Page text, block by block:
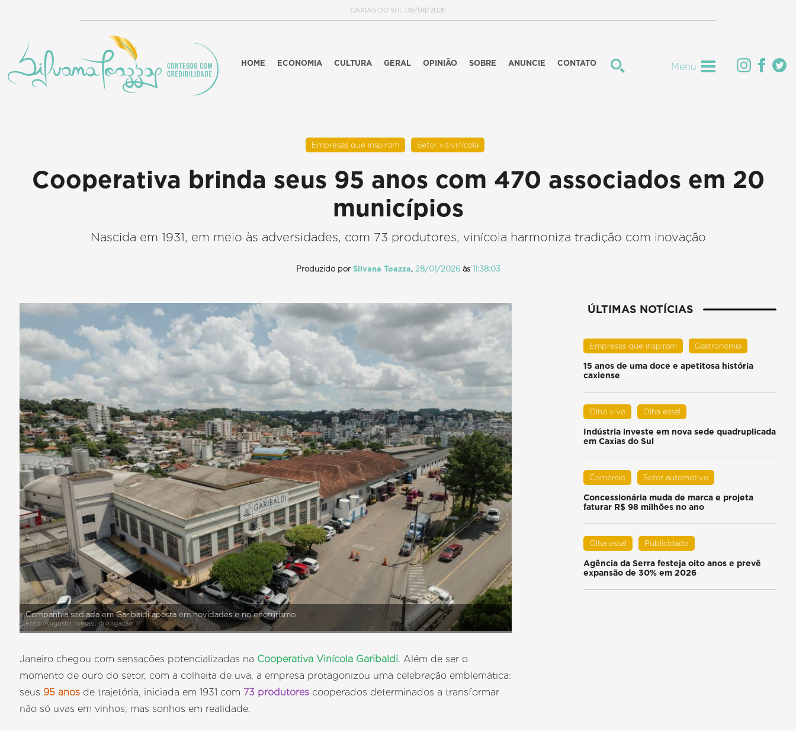
CAXIAS DO SUL 08/08/2026
HOME ECONOMIA CULTURA GERAL OPINIÃO SOBRE ANUNCIE CONTATO Menu
Empresas que inspiram Setor vitivinícola
Cooperativa brinda seus 95 anos com 470 associados em 20
municípios
Nascida em 1931, em meio às adversidades, com 73 produtores, vinícola harmoniza tradição com inovação
Produzido por Silvana Toazza, 28/01/2026às 11:38:03
Companhia sediada em Garibaldi aposta em novidades e no enoturismo
Foto: Augusto Tomasi, divulgação
Janeiro chegou com sensações potencializadas na Cooperativa Vinícola Garibaldi. Além de ser o
momento de ouro do setor, com a colheita de uva, a empresa protagonizou uma celebração emblemática:
seus 95 anos de trajetória, iniciada em 1931 com 73 produtores cooperados determinados a transformar
não só uvas em vinhos, mas sonhos em realidade.
ÚLTIMAS NOTÍCIAS
Empresas que inspiram Gastronomia
15 anos de uma doce e apetitosa história
caxiense
Olho vivo Olha essa!
Indústria investe em nova sede quadruplicada
em Caxias do Sul
Comércio Setor automotivo
Concessionária muda de marca e projeta
faturar R$ 98 milhões no ano
Olha essa! Publicidade
Agência da Serra festeja oito anos e prevê
expansão de 30% em 2026